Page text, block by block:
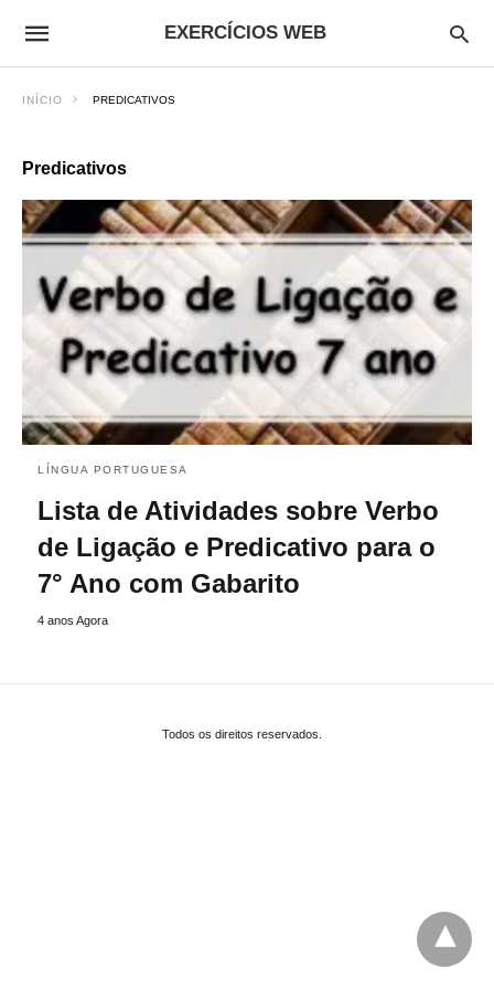
EXERCÍCIOS WEB
INÍCIO PREDICATIVOS
Predicativos
LÍNGUA PORTUGUESA
Lista de Atividades sobre Verbo
de Ligação e Predicativo para o
7° Ano com Gabarito
4 anos Agora
Todos os direitos reservados.